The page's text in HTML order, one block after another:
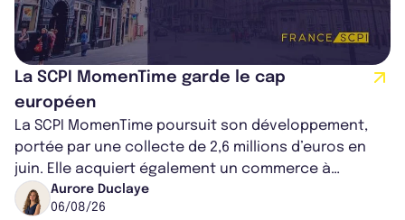
La SCPI MomenTime garde le cap
européen
La SCPI MomenTime poursuit son développement,
portée par une collecte de 2,6 millions d’euros en
juin. Elle acquiert également un commerce à
Worcester, place une plateforme logisti...
Aurore Duclaye
06/08/26